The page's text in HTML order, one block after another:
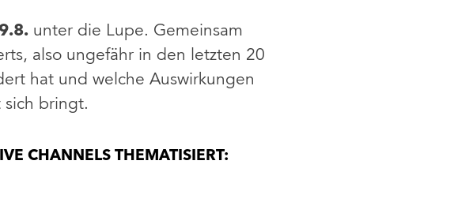
unter die Lupe. Gemeinsam
also ungefähr in den letzten 20
hat und welche Auswirkungen
sich bringt.
CHANNELS THEMATISIERT: